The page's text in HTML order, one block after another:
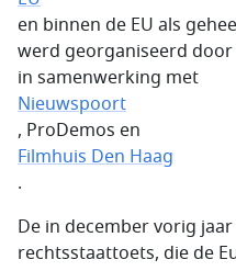
en binnen de EU als
werd georganiseerd
in samenwerking met
Nieuwspoort
, ProDemos en
Filmhuis Den Haag
.
De in december vorig
rechtsstaattoets, die de